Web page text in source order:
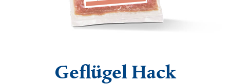
Mojito mit Sorbet
Bolognese selbstgemacht
Geflügel Hack